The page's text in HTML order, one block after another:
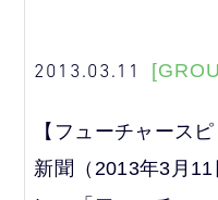
2013.03.11
【フューチャース
新聞（2013年3月